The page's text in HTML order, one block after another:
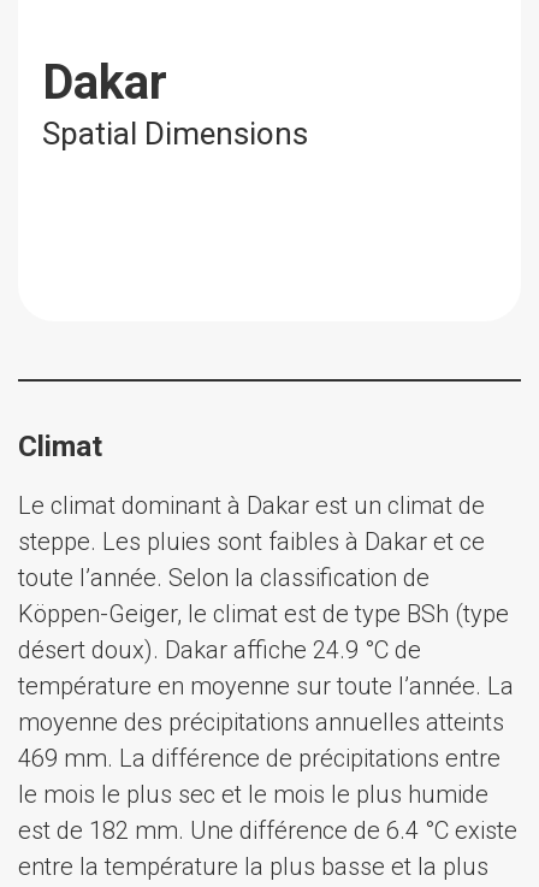
Dakar
Spatial Dimensions
Climat
Le climat dominant à Dakar est un climat de
steppe. Les pluies sont faibles à Dakar et ce
toute l’année. Selon la classification de
Köppen-Geiger, le climat est de type BSh (type
désert doux). Dakar affiche 24.9 °C de
température en moyenne sur toute l’année. La
moyenne des précipitations annuelles atteints
469 mm. La différence de précipitations entre
le mois le plus sec et le mois le plus humide
est de 182 mm. Une différence de 6.4 °C existe
entre la température la plus basse et la plus